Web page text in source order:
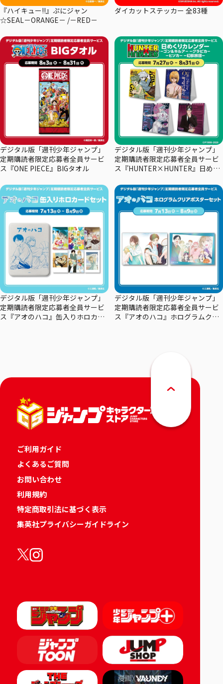
『ハイキュー!!』ぷにジャン
☆SEAL－ORANGE－ /－RED－
ダイカットステッカー 全83種
デジタル版「週刊少年ジャンプ」
定期購読者限定応募者全員サービ
ス『ONE PIECE』BIGタオル
デジタル版「週刊少年ジャンプ」
定期購読者限定応募者全員サービ
ス『HUNTER×HUNTER』日めく
デジタル版「週刊少年ジャンプ」
定期購読者限定応募者全員サービ
ス『アオのハコ』缶入りホロカー
デジタル版「週刊少年ジャンプ」
定期購読者限定応募者全員サービ
ス『アオのハコ』ホログラムクリ
ご利用ガイド
よくあるご質問
お問い合わせ
利用規約
特定商取引法に基づく表示
集英社プライバシーガイドライン